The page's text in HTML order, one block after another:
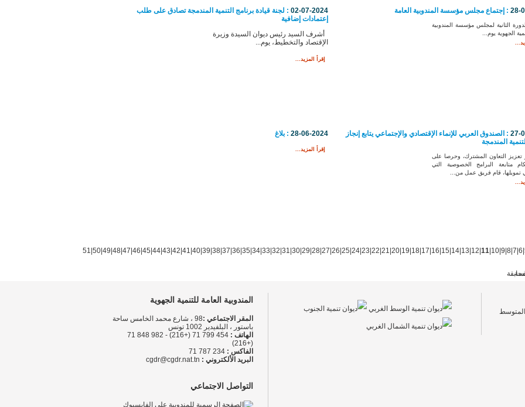
02-07-2024 : لجنة قيادة برنامج التنمية المندمجة تصادق على طلب
إعتمادات إضافية
أشرف السيد رئيس ديوان السيدة وزيرة
الإقتصاد والتخطيط، يوم...
إقرأ المزيد...
28- : إجتماع مجلس مؤسسة المندوبية العامة
الثانية لمجلس مؤسسة المندوبية
الجهوية يوم...
28-06-2024 : بلاغ
إقرأ المزيد...
27- : الصندوق العربي للإنماء الإقتصادي والإجتماعي يتابع إنجاز
المندمجة
التعاون المشترك، وحرصا على
متابعة البرامج الخصوصية التي
تمويلها، قام فريق عمل من...
6
7
8
9
10
11
12
13
14
15
16
17
18
19
20
21
22
23
24
25
26
27
28
29
30
31
32
33
34
35
36
37
38
39
40
41
42
43
44
45
46
47
48
49
50
51
المندوبية العامة للتنمية الجهوية
المقر الاجتماعي :
98 ، شارع محمد الخامس ساحة
باستور ، البلفيدير 1002 تونس
الهاتف :
454 799 71 (+216) - 982 848 71
(+216)
الفاكس :
البريد الألكتروني : cgdr@cgdr.nat.tn
التواصل الاجتماعي